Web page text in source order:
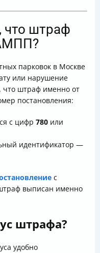
что штраф
парковок в Москве
или нарушение
что штраф именно от
постановления:
с цифр 780 или
идентификатор —
с
выписан именно
штрафа?
удобно